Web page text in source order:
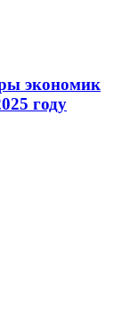
экономик
году